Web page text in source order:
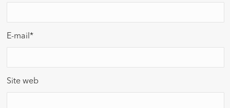
E-mail*
Site web